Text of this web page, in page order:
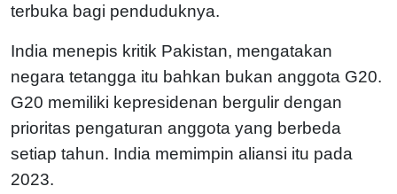
terbuka bagi penduduknya.
India menepis kritik Pakistan, mengatakan
negara tetangga itu bahkan bukan anggota G20.
G20 memiliki kepresidenan bergulir dengan
prioritas pengaturan anggota yang berbeda
setiap tahun. India memimpin aliansi itu pada
2023.